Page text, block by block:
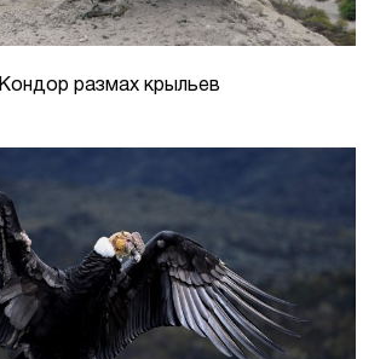
Кондор размах крыльев